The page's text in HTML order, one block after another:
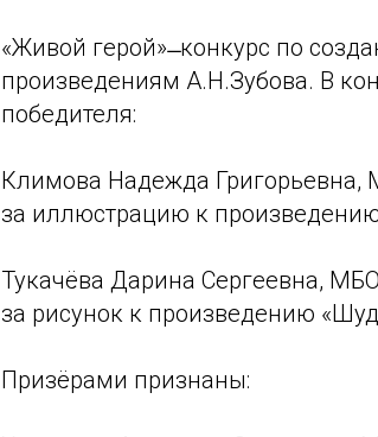
«Живой герой» ̶ конкурс по
произведениям А.Н.Зубова. В
победителя:
Климова Надежда
за иллюстрацию к
Тукачёва Дарина Сергеевна,
за рисунок к произведению
Призёрами признаны: